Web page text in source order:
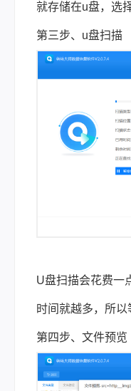
就存储在u盘，选
第三步、u盘扫描
U盘扫描会花费一
时间就越多，所以
第四步、文件预览